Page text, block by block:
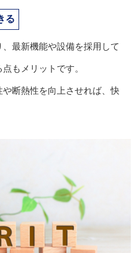
る
最新機能や設備を採用して
もメリットです。
断熱性を向上させれば、快